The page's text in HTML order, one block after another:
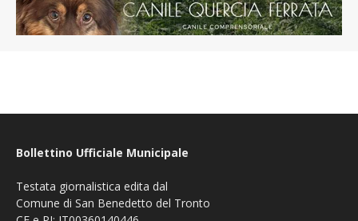
Bollettino Ufficiale Municipale
Testata giornalistica edita dal
Comune di San Benedetto del Tronto